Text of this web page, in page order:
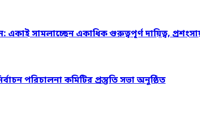
সামলাচ্ছেন একাধিক গুরুত্বপূর্ণ দায়িত্ব,
পরিচালনা কমিটির প্রস্তুতি সভা অনুষ্ঠিত